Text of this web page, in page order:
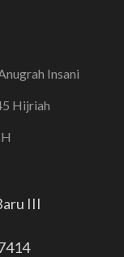
Insani
Hijriah
III